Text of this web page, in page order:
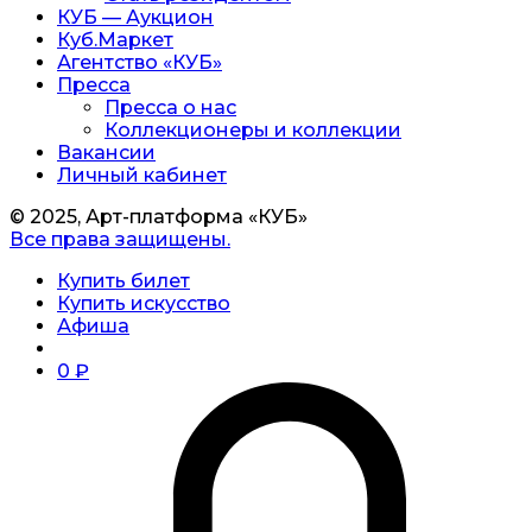
КУБ — Аукцион
Куб.Маркет
Агентство «КУБ»
Пресса
Пресса о нас
Коллекционеры и коллекции
Вакансии
Личный кабинет
© 2025, Арт-платформа «КУБ»
Все права защищены.
Купить билет
Купить искусство
Афиша
0 ₽